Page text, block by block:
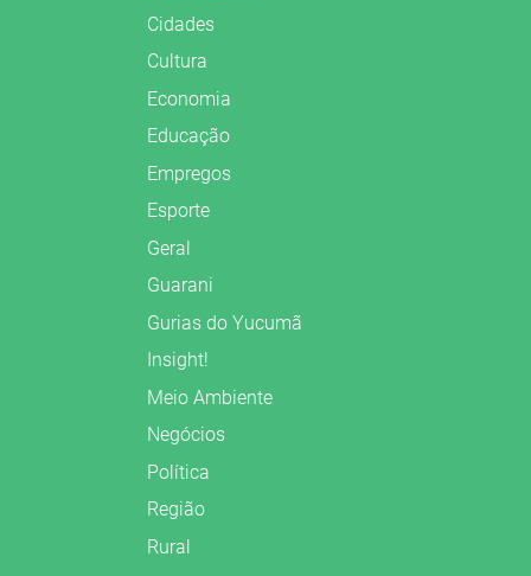
Cidades
Cultura
Economia
Educação
Empregos
Esporte
Geral
Guarani
Gurias do Yucumã
Insight!
Meio Ambiente
Negócios
Política
Região
Rural